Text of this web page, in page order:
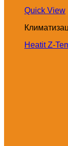
Quick View
Heatit Z-